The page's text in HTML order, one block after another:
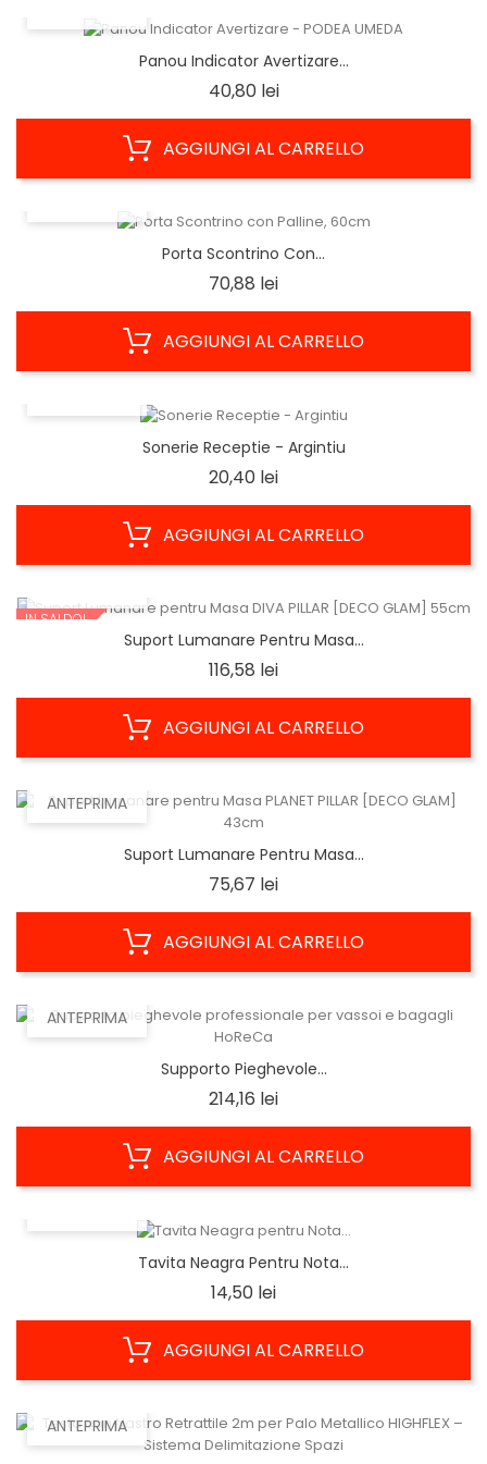
Panou Indicator Avertizare...
40,80 leiPrezzo
AGGIUNGI AL CARRELLO
Porta Scontrino Con...
70,88 leiPrezzo
AGGIUNGI AL CARRELLO
Sonerie Receptie - Argintiu
20,40 leiPrezzo
AGGIUNGI AL CARRELLO
IN SALDO!
Suport Lumanare Pentru Masa...
116,58 leiPrezzo
AGGIUNGI AL CARRELLO
ANTEPRIMA
Suport Lumanare Pentru Masa...
75,67 leiPrezzo
AGGIUNGI AL CARRELLO
ANTEPRIMA
Supporto Pieghevole...
214,16 leiPrezzo
AGGIUNGI AL CARRELLO
Tavita Neagra Pentru Nota...
14,50 leiPrezzo
AGGIUNGI AL CARRELLO
ANTEPRIMA